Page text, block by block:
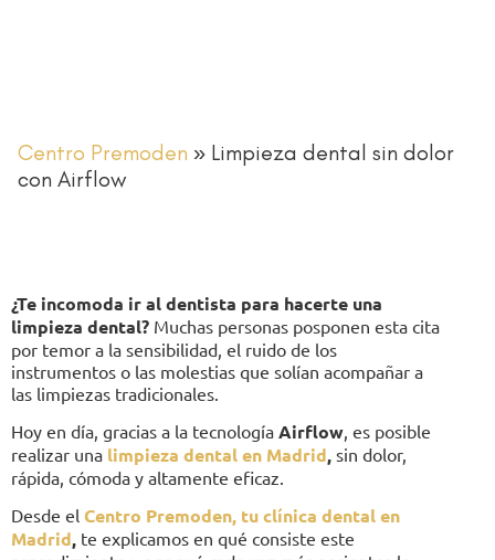
Centro Premoden » Limpieza dental sin dolor
con Airflow
¿Te incomoda ir al dentista para hacerte una
limpieza dental? Muchas personas posponen esta cita
por temor a la sensibilidad, el ruido de los
instrumentos o las molestias que solían acompañar a
las limpiezas tradicionales.
Hoy en día, gracias a la tecnología Airflow , es posible
realizar una limpieza dental en Madrid, sin dolor,
rápida, cómoda y altamente eficaz.
Desde el Centro Premoden, tu clínica dental en
Madrid, te explicamos en qué consiste este